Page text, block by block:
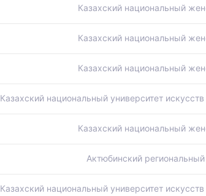
Казахский национальный
Казахский национальный
Казахский национальный
Казахский национальный университет
Казахский национальный
Актюбинский
Казахский национальный университет